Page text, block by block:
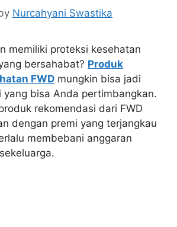
Nurcahyani Swastika
memiliki proteksi kesehatan
bersahabat? Produk
FWD mungkin bisa jadi
yang bisa Anda pertimbangkan.
rekomendasi dari FWD
dengan premi yang terjangkau
membebani anggaran